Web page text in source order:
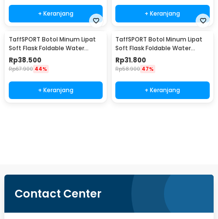
+ Keranjang + Keranjang
TaffSPORT Botol Minum Lipat
Soft Flask Foldable Water
Bottle Sport TPU 500ml - TF-25
Rp38.500
Rp67.900 44%
+ Keranjang
TaffSPORT Botol Minum Lipat
Soft Flask Foldable Water
Bottle Sport TPU 250ml - TF-25
Rp31.800
Rp58.900 47%
+ Keranjang
Contact Center